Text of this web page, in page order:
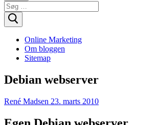
Søg
efter:
Online Marketing
Om bloggen
Sitemap
Debian webserver
René Madsen 23. marts 2010